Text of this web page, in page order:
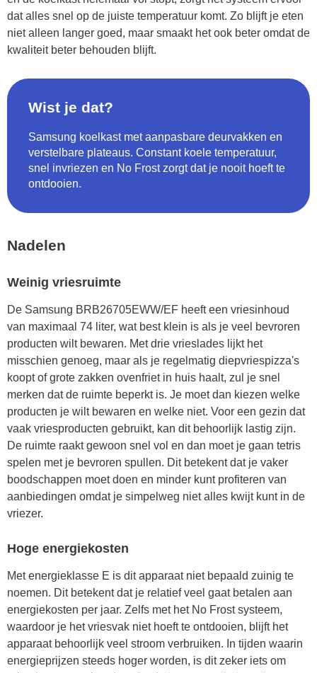
dat alles snel op de juiste temperatuur komt. Zo blijft je eten
niet alleen langer goed, maar smaakt het ook beter omdat de
kwaliteit beter behouden blijft.
Wist je dat?
Samsung koelkast met aanpasbare deurvakken en
verstelbare plateaus. Constant koele temperatuur,
snel invriezen en No Frost zorgt dat je nooit hoeft te
ontdooien.
Nadelen
Weinig vriesruimte
De Samsung BRB26705EWW/EF heeft een vriesinhoud
van maximaal 74 liter, wat best klein is als je veel bevroren
producten wilt bewaren. Met drie vrieslades lijkt het
misschien genoeg, maar als je regelmatig diepvriespizza's
koopt of grote zakken ovenfriet in huis haalt, zul je snel
merken dat de ruimte beperkt is. Je moet dan kiezen welke
producten je wilt bewaren en welke niet. Voor een gezin dat
vaak vriesproducten gebruikt, kan dit behoorlijk lastig zijn.
De ruimte raakt gewoon snel vol en dan moet je gaan tetris
spelen met je bevroren spullen. Dit betekent dat je vaker
boodschappen moet doen en minder kunt profiteren van
aanbiedingen omdat je simpelweg niet alles kwijt kunt in de
vriezer.
Hoge energiekosten
Met energieklasse E is dit apparaat niet bepaald zuinig te
noemen. Dit betekent dat je relatief veel gaat betalen aan
energiekosten per jaar. Zelfs met het No Frost systeem,
waardoor je het vriesvak niet hoeft te ontdooien, blijft het
apparaat behoorlijk veel stroom verbruiken. In tijden waarin
energieprijzen steeds hoger worden, is dit zeker iets om